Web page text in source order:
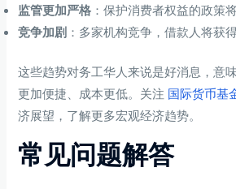
监管更加严格 ：保护消费者权益的政策
竞争加剧 ：多家机构竞争，借款人将获
这些趋势对务工华人来说是好消息，意
更加便捷、成本更低。关注 国际货币基
济展望，了解更多宏观经济趋势。
常见问题解答